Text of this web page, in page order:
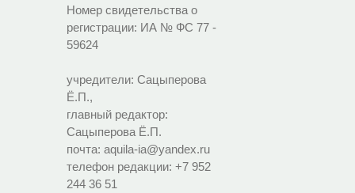
Номер свидетельства о
регистрации: ИА № ФС 77 -
59624
учредители: Сацыперова
Ё.П.,
главный редактор:
Сацыперова Ё.П.
почта: aquila-ia@yandex.ru
телефон редакции: +7 952
244 36 51